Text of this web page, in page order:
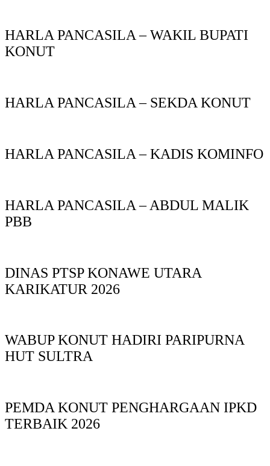
HARLA PANCASILA – WAKIL BUPATI
KONUT
HARLA PANCASILA – SEKDA KONUT
HARLA PANCASILA – KADIS KOMINFO
HARLA PANCASILA – ABDUL MALIK
PBB
DINAS PTSP KONAWE UTARA
KARIKATUR 2026
WABUP KONUT HADIRI PARIPURNA
HUT SULTRA
PEMDA KONUT PENGHARGAAN IPKD
TERBAIK 2026